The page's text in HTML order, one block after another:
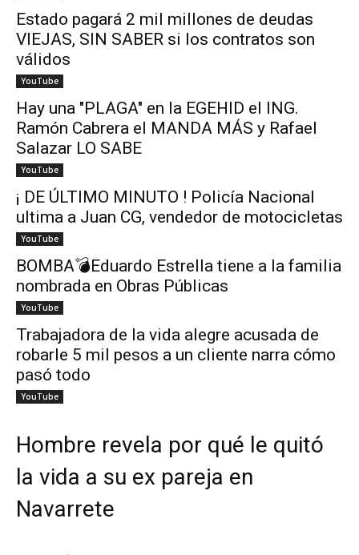
Estado pagará 2 mil millones de deudas
VIEJAS, SIN SABER si los contratos son
válidos
YouTube
Hay una "PLAGA" en la EGEHID el ING.
Ramón Cabrera el MANDA MÁS y Rafael
Salazar LO SABE
YouTube
¡ DE ÚLTIMO MINUTO ! Policía Nacional
ultima a Juan CG, vendedor de motocicletas
YouTube
BOMBA💣Eduardo Estrella tiene a la familia
nombrada en Obras Públicas
YouTube
Trabajadora de la vida alegre acusada de
robarle 5 mil pesos a un cliente narra cómo
pasó todo
YouTube
Hombre revela por qué le quitó
la vida a su ex pareja en
Navarrete